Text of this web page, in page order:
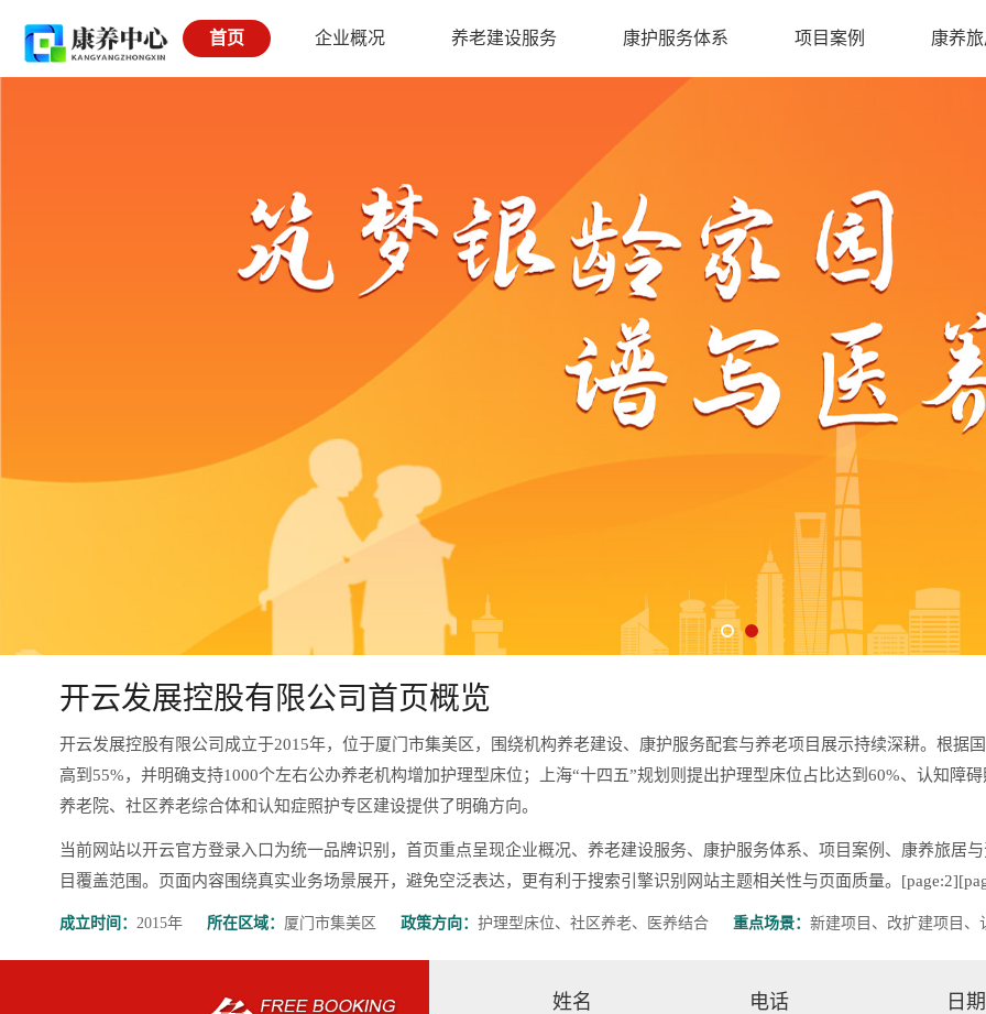
首页 企业概况 养老建设服务 康护服务体系 项目案例 康养
开云发展控股有限公司首页概览
开云发展控股有限公司成立于2015年，位于厦门市集美区，围绕机构养老建设、康护服务配套与养老项目展示持续深耕。根据
高到55%，并明确支持1000个左右公办养老机构增加护理型床位；上海“十四五”规划则提出护理型床位占比达到60%、认知障
养老院、社区养老综合体和认知症照护专区建设提供了明确方向。
当前网站以开云官方登录入口为统一品牌识别，首页重点呈现企业概况、养老建设服务、康护服务体系、项目案例、康养旅居
目覆盖范围。页面内容围绕真实业务场景展开，避免空泛表达，更有利于搜索引擎识别网站主题相关性与页面质量。
成立时间： 2015年 所在区域： 厦门市集美区 政策方向： 护理型床位、社区养老、医养结合 重点场景： 新建项目、改扩建项目、
姓名 电话 日期